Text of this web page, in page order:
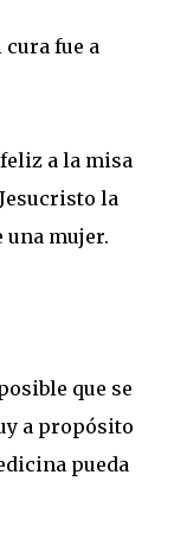
cura fue a
a la misa
la
una mujer.
que se
a propósito
pueda